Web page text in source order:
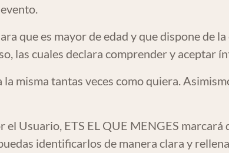
que es mayor de edad y que dispone de
las cuales declara comprender y aceptar
misma tantas veces como quiera.
Usuario, ETS EL QUE MENGES
identificarlos de manera clara y